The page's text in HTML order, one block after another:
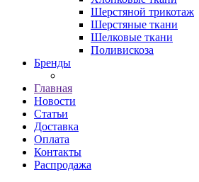
Шерстяной трикотаж
Шерстяные ткани
Шелковые ткани
Поливискоза
Бренды
Главная
Новости
Статьи
Доставка
Оплата
Контакты
Распродажа